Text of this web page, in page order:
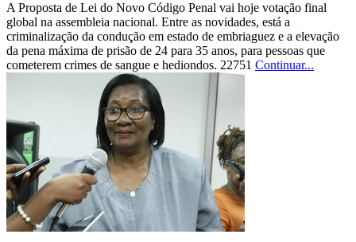
A Proposta de Lei do Novo Código Penal vai hoje votação final
global na assembleia nacional. Entre as novidades, está a
criminalização da condução em estado de embriaguez e a elevação
da pena máxima de prisão de 24 para 35 anos, para pessoas que
cometerem crimes de sangue e hediondos. 22751 Continuar...